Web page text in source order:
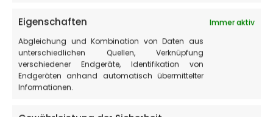
Eigenschaften
Immer aktiv
Abgleichung und Kombination von Daten aus
unterschiedlichen Quellen, Verknüpfung
verschiedener Endgeräte, Identifikation von
Endgeräten anhand automatisch übermittelter
Informationen.
Der Weg von Forca di Presta zum Monte Vettore
Der Weg von Foce zum Monte Vettore